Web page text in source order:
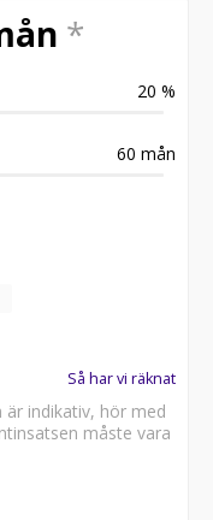
*
20 %
60 mån
Så har vi räknat
är indikativ, hör med
måste vara